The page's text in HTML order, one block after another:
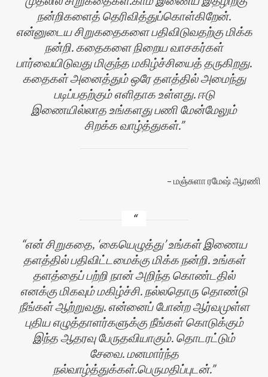
நன்றிகளைத் தெரிவித்துப்கொள்கிறேன்.
என்னுடைய சிறுகதைகளை பதிவிடுவதற்கு மிக்க
நன்றி. கதைகளை நிறைய வாசகர்கள்
பார்வையிடுவது மிகுந்த மகிழ்ச்சியைத் தருகிறது.
கதைகள் அனைத்தும் ஒரே தளத்தில் அமைந்து
படிப்பதற்கும் எளிதாக உள்ளது. ஈடு
இணையில்லாத உங்களது பணி மேன்மேலும்
சிறக்க வாழ்த்துகள்.
மஞ்சுளா ரமேஷ் ஆரணி
என் சிறுகதை, ‘கையெழுத்து’ உங்கள் இணைய
தளத்தில் பதிவிட்டமைக்கு மிக்க நன்றி. உங்கள்
தளத்தைப் பற்றி நான் அறிந்த கொண்டதில்
எனக்கு மிகவும் மகிழ்ச்சி. நல்லதொரு தொண்டு
நீங்கள் ஆற்றுவது. என்னைப் போன்ற ஆர்வமுள்ள
புதிய எழுத்தாளர்களுக்கு நீங்கள் கொடுக்கும்
இந்த ஆதரவு பேருதவியாகும். தொடரட்டும்
சேவை. மனமார்ந்த
நல்வாழ்த்துக்கள்.பெருமதிப்புடன்.